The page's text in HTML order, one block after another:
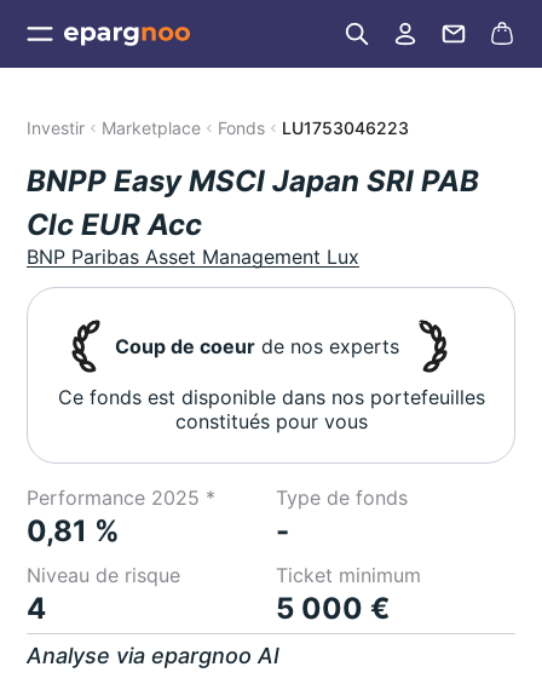
Investir Marketplace Fonds LU1753046223
BNPP Easy MSCI Japan SRI PAB
Clc EUR Acc
BNP Paribas Asset Management Lux
Coup de coeur de nos experts
Ce fonds est disponible dans nos portefeuilles
constitués pour vous
Performance 2025 *
0,81 %
Type de fonds
-
Niveau de risque
4
Ticket minimum
5 000 €
Analyse via epargnoo AI